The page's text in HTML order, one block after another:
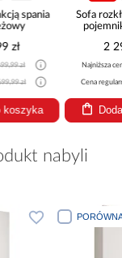
spania
zł
zł
zł
Sofa
2
Najniższa
Cena
nabyli